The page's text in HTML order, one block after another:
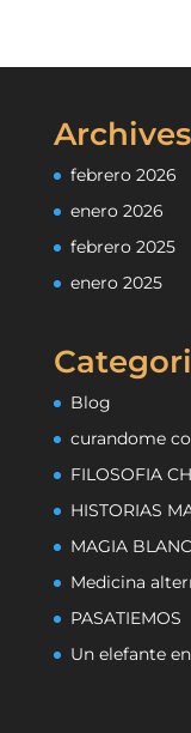
Archives
febrero 2026
enero 2026
febrero 2025
enero 2025
Blog
curandome
FILOSOFIA
HISTORIAS
MAGIA
Medicina
PASATIEMOS
Un elefante